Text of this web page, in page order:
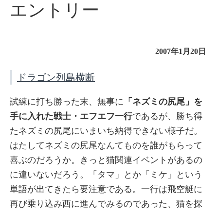
エントリー
2007年1月20日
ドラゴン列島横断
試練に打ち勝った末、無事に 「ネズミの尻尾」を
手に入れた戦士・エフエフ一行であるが、勝ち得
たネズミの尻尾にいまいち納得できない様子だ。
はたしてネズミの尻尾なんてものを誰がもらって
喜ぶのだろうか。きっと猫関連イベントがあるの
に違いないだろう。「タマ」とか「ミケ」という
単語が出てきたら要注意である。一行は飛空艇に
再び乗り込み西に進んでみるのであった、猫を探